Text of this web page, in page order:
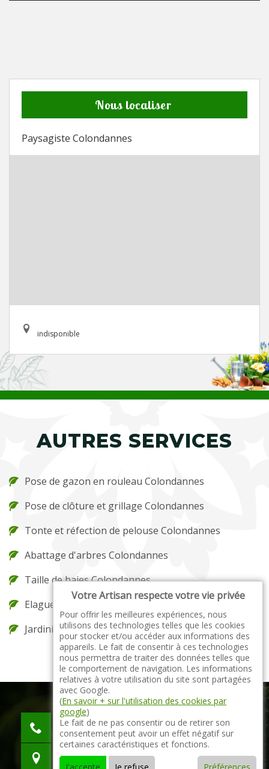
Nous localiser
Paysagiste Colondannes
indisponible
AUTRES SERVICES
Pose de gazon en rouleau Colondannes
Pose de clôture et grillage Colondannes
Tonte et réfection de pelouse Colondannes
Abattage d'arbres Colondannes
Taille de haies Colondannes
Elagueur Colondannes
Jardinier Colondannes
indisponible
indisponible
indisponible
Votre Artisan respecte votre vie privée
Pour offrir les meilleures expériences, nous
utilisons des technologies telles que les cookies
pour stocker et/ou accéder aux informations des
appareils. Le fait de consentir à ces technologies
nous permettra de traiter des données telles que
le comportement de navigation. Les informations
relatives à votre utilisation du site sont partagées
avec Google.
(En savoir + sur l'utilisation des cookies par
google)
Le fait de ne pas consentir ou de retirer son
consentement peut avoir un effet négatif sur
certaines caractéristiques et fonctions.